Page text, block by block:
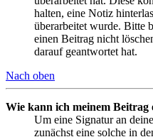
halten, eine Notiz
überarbeitet wurde. Bitte
einen Beitrag nicht
darauf geantwortet hat.
Nach oben
Wie kann ich meinem Beitrag
Um eine Signatur an
zunächst eine solche in